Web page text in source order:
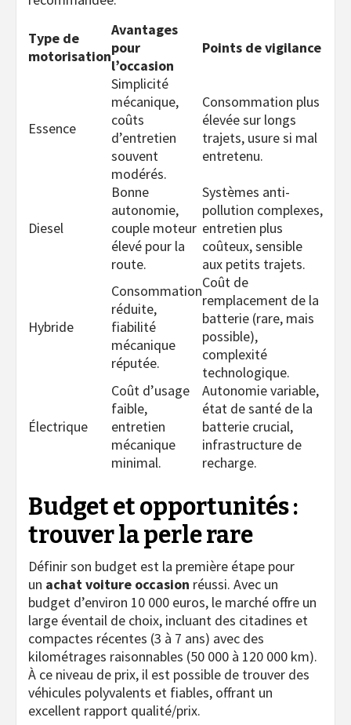
Type de
motorisation
Avantages
pour
l’occasion
Points de vigilance
Essence
Simplicité
mécanique,
coûts
d’entretien
souvent
modérés.
Consommation plus
élevée sur longs
trajets, usure si mal
entretenu.
Diesel
Bonne
autonomie,
couple moteur
élevé pour la
route.
Systèmes anti-
pollution complexes,
entretien plus
coûteux, sensible
aux petits trajets.
Hybride
Consommation
réduite,
fiabilité
mécanique
réputée.
Coût de
remplacement de la
batterie (rare, mais
possible),
complexité
technologique.
Électrique
Coût d’usage
faible,
entretien
mécanique
minimal.
Autonomie variable,
état de santé de la
batterie crucial,
infrastructure de
recharge.
Budget et opportunités :
trouver la perle rare
Définir son budget est la première étape pour
un achat voiture occasion réussi. Avec un
budget d’environ 10 000 euros, le marché offre un
large éventail de choix, incluant des citadines et
compactes récentes (3 à 7 ans) avec des
kilométrages raisonnables (50 000 à 120 000 km).
À ce niveau de prix, il est possible de trouver des
véhicules polyvalents et fiables, offrant un
excellent rapport qualité/prix.